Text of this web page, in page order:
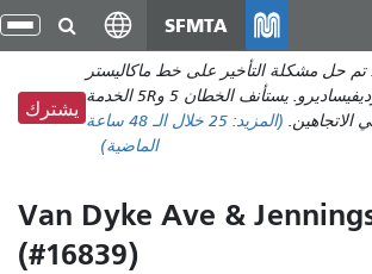
انتقل
إلى
المحتوى
الرئيسي
SFMTA
حل مشكلة التأخير على خط ماكاليستر
بين برودريك وديفيساديرو. يستأنف الخطان 5 و5R الخدمة
الاتجاهين. (المزيد: 25
خلال الـ 48 ساعة
الماضية)
يشترك
Van Dyke Ave &
(#16839)